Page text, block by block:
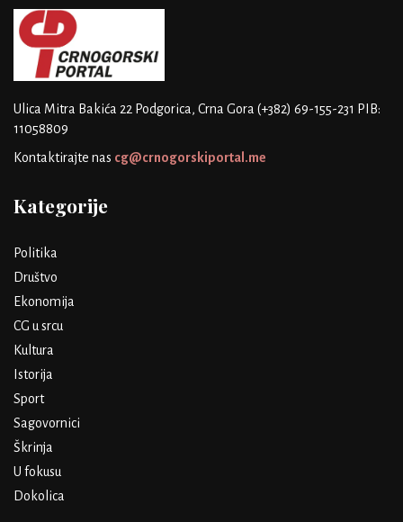
Ulica Mitra Bakića 22 Podgorica, Crna Gora (+382) 69-155-231 PIB:
11058809
Kontaktirajte nas cg@crnogorskiportal.me
Kategorije
Politika
Društvo
Ekonomija
CG u srcu
Kultura
Istorija
Sport
Sagovornici
Škrinja
U fokusu
Dokolica